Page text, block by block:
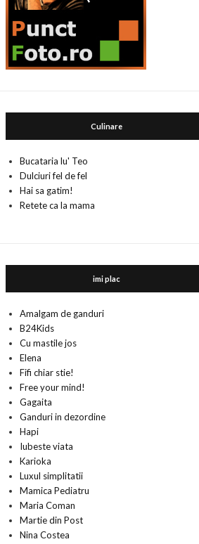
Culinare
Bucataria lu' Teo
Dulciuri fel de fel
Hai sa gatim!
Retete ca la mama
imi plac
Amalgam de ganduri
B24Kids
Cu mastile jos
Elena
Fifi chiar stie!
Free your mind!
Gagaita
Ganduri in dezordine
Hapi
Iubeste viata
Karioka
Luxul simplitatii
Mamica Pediatru
Maria Coman
Martie din Post
Nina Costea